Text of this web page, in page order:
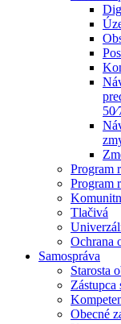
Program
Program
Tlačivá
Ochrana
Samospráva
Starosta
Zástupca
Obecné